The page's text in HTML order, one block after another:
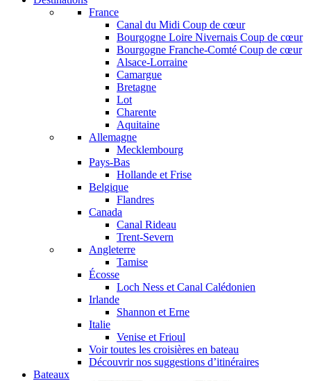
France
Canal du Midi Coup de cœur
Bourgogne Loire Nivernais Coup de cœur
Bourgogne Franche-Comté Coup de cœur
Alsace-Lorraine
Camargue
Bretagne
Lot
Charente
Aquitaine
Allemagne
Mecklembourg
Pays-Bas
Hollande et Frise
Belgique
Flandres
Canada
Canal Rideau
Trent-Severn
Angleterre
Tamise
Écosse
Loch Ness et Canal Calédonien
Irlande
Shannon et Erne
Italie
Venise et Frioul
Voir toutes les croisières en bateau
Découvrir nos suggestions d’itinéraires
Bateaux